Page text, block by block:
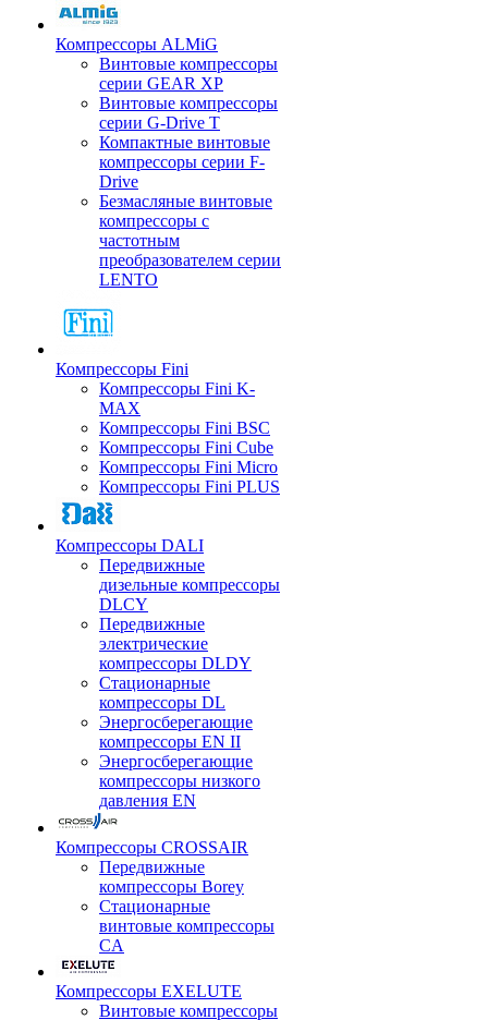
Компрессоры ALMiG
Винтовые компрессоры
серии GEAR XP
Винтовые компрессоры
серии G-Drive T
Компактные винтовые
компрессоры серии F-
Drive
Безмасляные винтовые
компрессоры с
частотным
преобразователем серии
LENTO
Компрессоры Fini
Компрессоры Fini K-
MAX
Компрессоры Fini BSC
Компрессоры Fini Cube
Компрессоры Fini Micro
Компрессоры Fini PLUS
Компрессоры DALI
Передвижные
дизельные компрессоры
DLCY
Передвижные
электрические
компрессоры DLDY
Стационарные
компрессоры DL
Энергосберегающие
компрессоры EN II
Энергосберегающие
компрессоры низкого
давления EN
Компрессоры CROSSAIR
Передвижные
компрессоры Borey
Стационарные
винтовые компрессоры
CA
Компрессоры EXELUTE
Винтовые компрессоры